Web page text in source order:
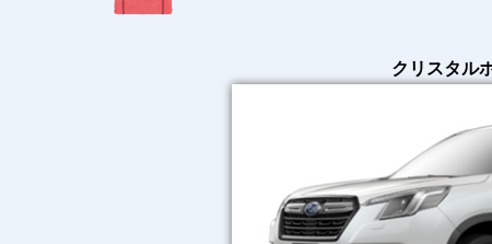
クリスタル